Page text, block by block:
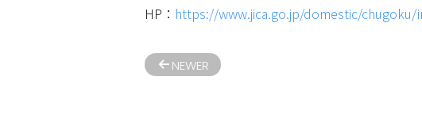
HP： https://www.jica.go.jp/domestic/
NEWER